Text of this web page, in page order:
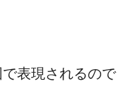
表現されるので